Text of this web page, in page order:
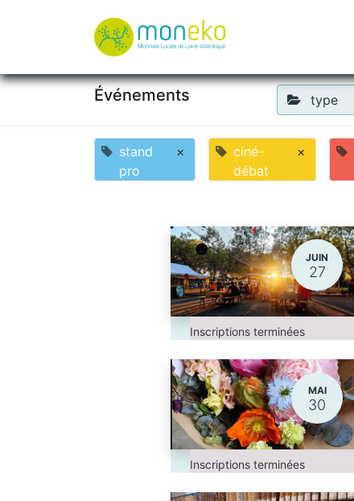
Événements type
stand
pro
×
ciné-
débat
×
JUIN
27
Inscriptions terminées
MAI
30
Inscriptions terminées